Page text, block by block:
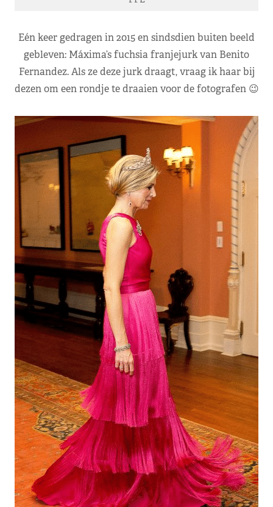
Eén keer gedragen in 2015 en sindsdien buiten beeld
gebleven: Máxima’s fuchsia franjejurk van Benito
Fernandez. Als ze deze jurk draagt, vraag ik haar bij
dezen om een rondje te draaien voor de fotografen 😉